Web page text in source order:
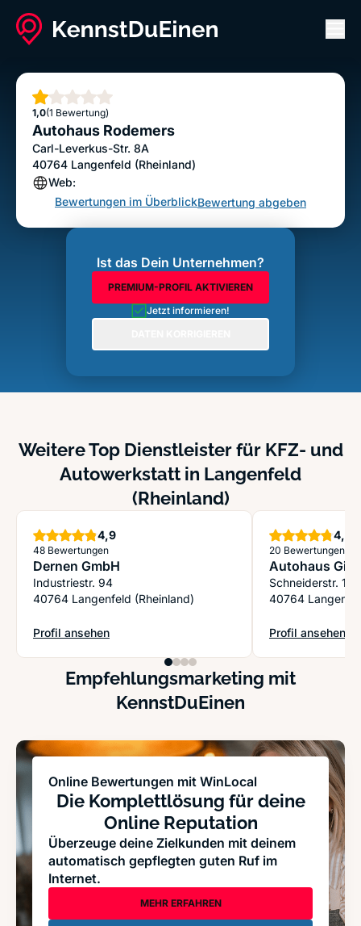
Autohaus Rodemers
1,0
Stern(1 Bewertung)
Autohaus Rodemers
Carl-Leverkus-Str. 8A
40764 Langenfeld (Rheinland)
Web:
Bewertungen im ÜberblickBewertung abgeben
Ist das Dein Unternehmen?
PREMIUM-PROFIL AKTIVIEREN
Jetzt informieren!
Weitere Top Dienstleister für KFZ- und
Autowerkstatt in Langenfeld
(Rheinland)
4,9Sterne
48 Bewertungen
Dernen GmbH
Industriestr. 94
40764 Langenfeld (Rheinland)
Profil ansehen
: Dernen GmbH
4,8
20 Bewertungen
Autohaus
Schneiderstr. 16
40764
Profil ansehen
: Autohaus
Empfehlungsmarketing mit
KennstDuEinen
Online Bewertungen mit WinLocal
Die Komplettlösung für deine
Online Reputation
Überzeuge deine Zielkunden mit deinem
automatisch gepflegten guten Ruf im
Internet.
MEHR ERFAHREN